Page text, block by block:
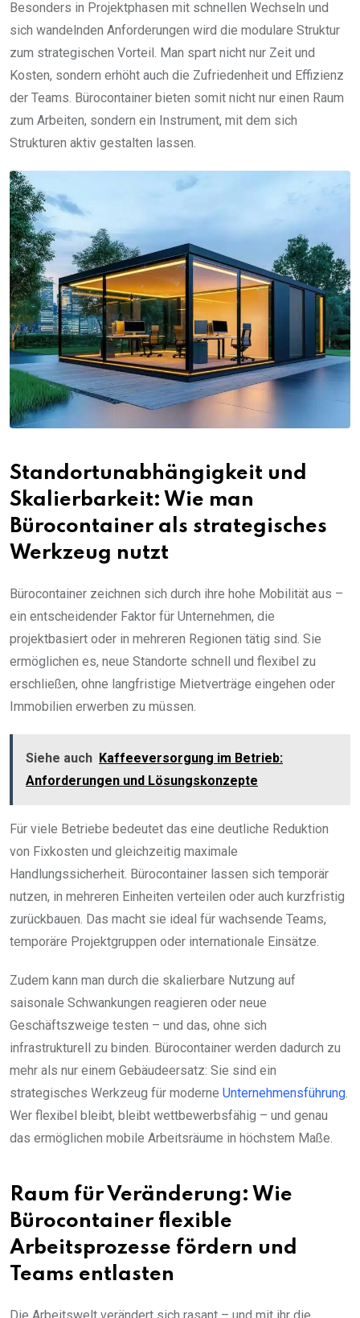
Besonders in Projektphasen mit schnellen Wechseln und
sich wandelnden Anforderungen wird die modulare Struktur
zum strategischen Vorteil. Man spart nicht nur Zeit und
Kosten, sondern erhöht auch die Zufriedenheit und Effizienz
der Teams. Bürocontainer bieten somit nicht nur einen Raum
zum Arbeiten, sondern ein Instrument, mit dem sich
Strukturen aktiv gestalten lassen.
Standortunabhängigkeit und
Skalierbarkeit: Wie man
Bürocontainer als strategisches
Werkzeug nutzt
Bürocontainer zeichnen sich durch ihre hohe Mobilität aus –
ein entscheidender Faktor für Unternehmen, die
projektbasiert oder in mehreren Regionen tätig sind. Sie
ermöglichen es, neue Standorte schnell und flexibel zu
erschließen, ohne langfristige Mietverträge eingehen oder
Immobilien erwerben zu müssen.
Siehe auch Kaffeeversorgung im Betrieb:
Anforderungen und Lösungskonzepte
Für viele Betriebe bedeutet das eine deutliche Reduktion
von Fixkosten und gleichzeitig maximale
Handlungssicherheit. Bürocontainer lassen sich temporär
nutzen, in mehreren Einheiten verteilen oder auch kurzfristig
zurückbauen. Das macht sie ideal für wachsende Teams,
temporäre Projektgruppen oder internationale Einsätze.
Zudem kann man durch die skalierbare Nutzung auf
saisonale Schwankungen reagieren oder neue
Geschäftszweige testen – und das, ohne sich
infrastrukturell zu binden. Bürocontainer werden dadurch zu
mehr als nur einem Gebäudeersatz: Sie sind ein
strategisches Werkzeug für moderne Unternehmensführung.
Wer flexibel bleibt, bleibt wettbewerbsfähig – und genau
das ermöglichen mobile Arbeitsräume in höchstem Maße.
Raum für Veränderung: Wie
Bürocontainer flexible
Arbeitsprozesse fördern und
Teams entlasten